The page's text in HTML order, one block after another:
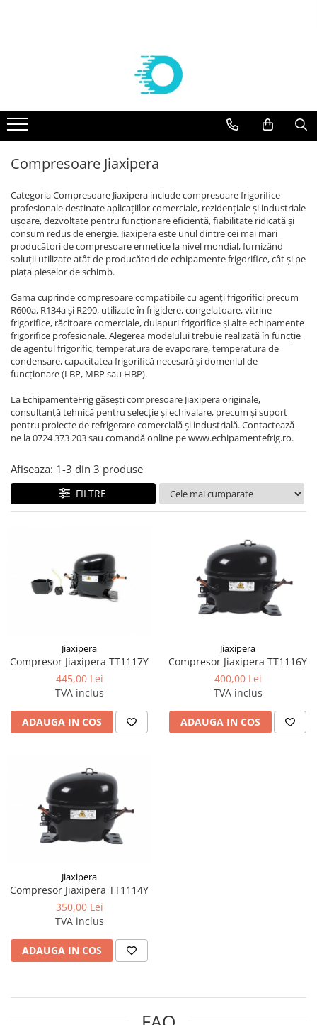
FILTRE CASTEL
Valve Solenoid
VALVE SOLENOID CASTEL
VALVE TERMOSTATICE DANFOSS
Cartuse si carcase
CARTUSE DANFOSS
CARTUSE CASTEL
Condensatoare
Racorduri absorbtie vibratii
REZISTENTE DIGIVRARE
REZISTENTE SILICONICE
Uleiuri
Ventilatoare EbmPapst
Ventilatoare WEIGUANG
Ventilatoare turbina
VENTILATOARE AXIALE
AGREGATE EMBRACO R 134a
AGREGATE EMBRACO R 404a
Agregate Tecumseh
AGREGATE TECUMSEH R 134a
AGREGATE TECUMSEH R 404a
Compresoare frigorifice Embraco
R404A
Compresoare frigorifice Embraco
R290
Compresoare Embraco R600a
Compresoare Tecumseh
Compresoare Tecumseh R134a
Compresoare Tecumseh R404A
Compresoare Danfoss
Compresoare Copeland
Compresoare Cubigel
Compresoare Cubigel R134a
Compresoare Cubigel R404a
Compresoare Jiaxipera
VAPORIZATOARE ECO-MODINE
Vaporizatoare ECO - Slim EVS
VAPORIZATOARE cubiceECO GCE/
CTE PAS 6 REFRIGERARE
PAS 8 REFRIGERARE/CONGELARE
PAS 8.5 REFRIGERARE/ CONGELARE
VAPORIZATOARE ECO- pas 3
dubluflux GDE refrigerare
Vaporizatoare GUNAY
Vaporizatoare CUBICE GUNAY
Vaporizatoare GUNAY UNGHIULARE
VAPORIZATOARE LU-VE
Solutii curatare/igienizare
SUPORTI AER CONDITIONAT
KITURI INSTALARE AER
CONDITIONAT
ACCESORII AER CONDITIONAT
Compresoare Jiaxipera
Categoria Compresoare Jiaxipera include compresoare frigorifice
profesionale destinate aplicațiilor comerciale, rezidențiale și industriale
ușoare, dezvoltate pentru funcționare eficientă, fiabilitate ridicată și
consum redus de energie. Jiaxipera este unul dintre cei mai mari
producători de compresoare ermetice la nivel mondial, furnizând
soluții utilizate atât de producători de echipamente frigorifice, cât și pe
piața pieselor de schimb.
Gama cuprinde compresoare compatibile cu agenți frigorifici precum
R600a, R134a și R290, utilizate în frigidere, congelatoare, vitrine
frigorifice, răcitoare comerciale, dulapuri frigorifice și alte echipamente
frigorifice profesionale. Alegerea modelului trebuie realizată în funcție
de agentul frigorific, temperatura de evaporare, temperatura de
condensare, capacitatea frigorifică necesară și domeniul de
funcționare (LBP, MBP sau HBP).
La EchipamenteFrig găsești compresoare Jiaxipera originale,
consultanță tehnică pentru selecție și echivalare, precum și suport
pentru proiecte de refrigerare comercială și industrială. Contactează-
ne la 0724 373 203 sau comandă online pe www.echipamentefrig.ro.
Afiseaza: 1-3 din 3 produse
FILTRE
Jiaxipera
Compresor Jiaxipera TT1117Y
445,00 Lei
TVA inclus
ADAUGA IN COS
Jiaxipera
Compresor Jiaxipera TT1116Y
400,00 Lei
TVA inclus
ADAUGA IN COS
Jiaxipera
Compresor Jiaxipera TT1114Y
350,00 Lei
TVA inclus
ADAUGA IN COS